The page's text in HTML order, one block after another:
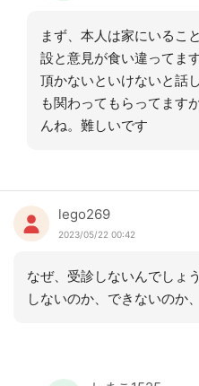
まず、本人は家にいるこ
設と意見が食い違ってま
頂かないといけないと話
も関わってもらってます
んね。難しいです
lego269
2023/05/22 00:42
なぜ、受診しないんでしょ
しないのか、できないのか